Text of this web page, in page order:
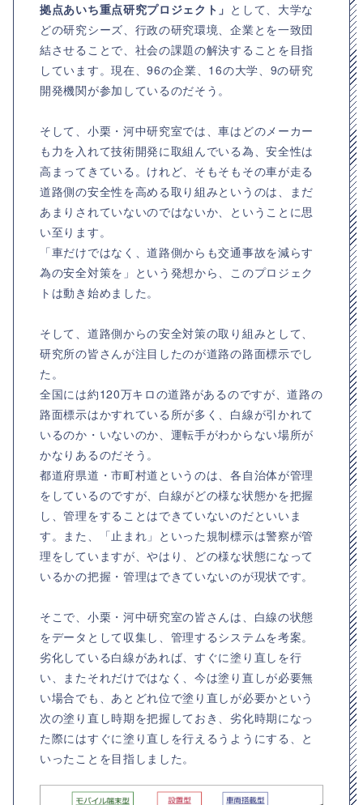
拠点あいち重点研究プロジェクト」 として、大学な
どの研究シーズ、行政の研究環境、企業とを一致団
結させることで、社会の課題の解決することを目指
しています。現在、96の企業、16の大学、9の研究
開発機関が参加しているのだそう。
そして、小栗・河中研究室では、車はどのメーカー
も力を入れて技術開発に取組んでいる為、安全性は
高まってきている。けれど、そもそもその車が走る
道路側の安全性を高める取り組みというのは、まだ
あまりされていないのではないか、ということに思
い至ります。
「車だけではなく、道路側からも交通事故を減らす
為の安全対策を」という発想から、このプロジェク
トは動き始めました。
そして、道路側からの安全対策の取り組みとして、
研究所の皆さんが注目したのが道路の路面標示でし
た。
全国には約120万キロの道路があるのですが、道路の
路面標示はかすれている所が多く、白線が引かれて
いるのか・いないのか、運転手がわからない場所が
かなりあるのだそう。
都道府県道・市町村道というのは、各自治体が管理
をしているのですが、白線がどの様な状態かを把握
し、管理をすることはできていないのだといいま
す。また、「止まれ」といった規制標示は警察が管
理をしていますが、やはり、どの様な状態になって
いるかの把握・管理はできていないのが現状です。
そこで、小栗・河中研究室の皆さんは、白線の状態
をデータとして収集し、管理するシステムを考案。
劣化している白線があれば、すぐに塗り直しを行
い、またそれだけではなく、今は塗り直しが必要無
い場合でも、あとどれ位で塗り直しが必要かという
次の塗り直し時期を把握しておき、劣化時期になっ
た際にはすぐに塗り直しを行えるうようにする、と
いったことを目指しました。